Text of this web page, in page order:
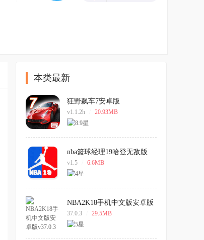
本类最新
狂野飙车7安卓版
v1.1.2h 20.93MB
nba篮球经理19哈登无敌版
v1.5 6.6MB
NBA2K18手机中文版安卓版
v37.0.3
37.0.3 29.5MB